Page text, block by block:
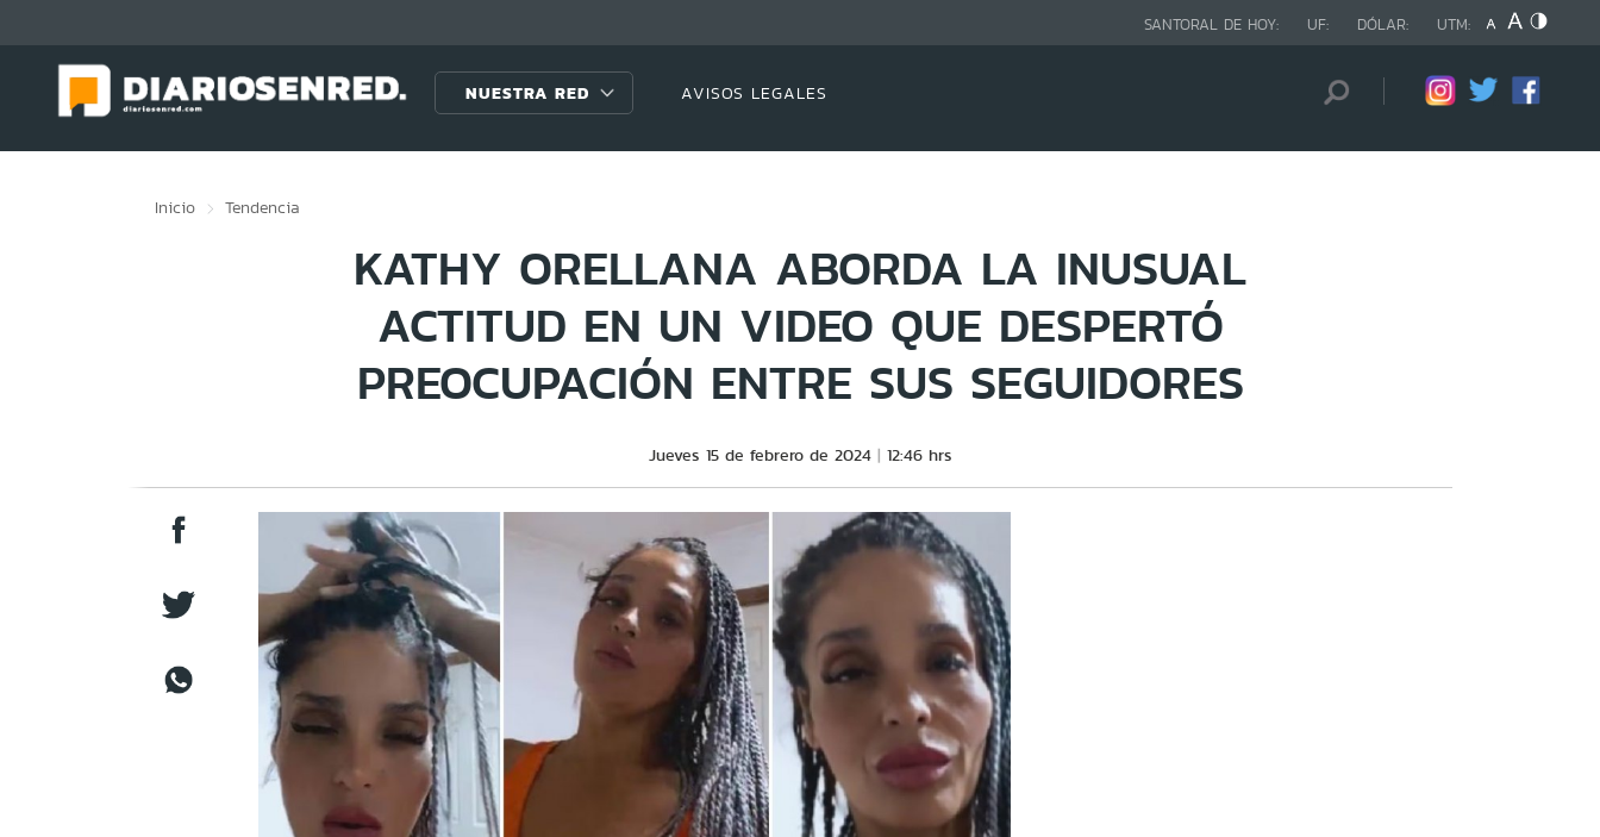
SANTORAL DE HOY: UF: DÓLAR: UTM:
NUESTRA RED AVISOS LEGALES
Inicio Tendencia
KATHY ORELLANA ABORDA LA INUSUAL
ACTITUD EN UN VIDEO QUE DESPERTÓ
PREOCUPACIÓN ENTRE SUS SEGUIDORES
Jueves 15 de febrero de 2024 12:46 hrs